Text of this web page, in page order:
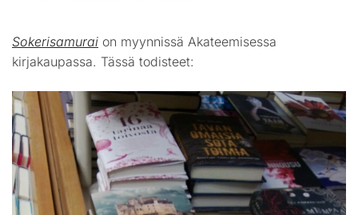
Sokerisamurai on myynnissä Akateemisessa
kirjakaupassa. Tässä todisteet: